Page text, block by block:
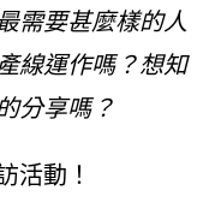
需要甚麼樣的人
線運作嗎？想知
分享嗎？
活動！